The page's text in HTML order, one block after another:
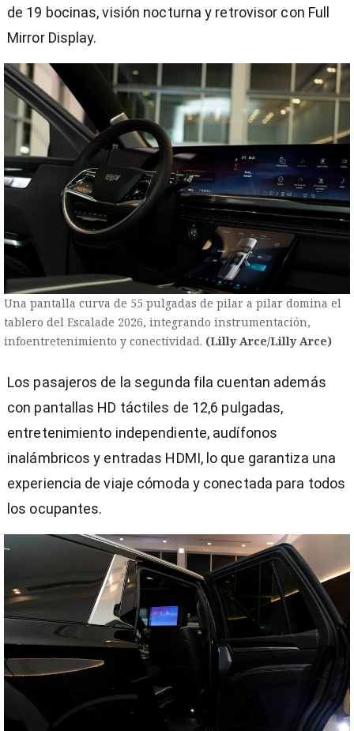
de 19 bocinas, visión nocturna y retrovisor con Full
Mirror Display.
Una pantalla curva de 55 pulgadas de pilar a pilar domina el
tablero del Escalade 2026, integrando instrumentación,
infoentretenimiento y conectividad. (Lilly Arce/Lilly Arce)
Los pasajeros de la segunda fila cuentan además
con pantallas HD táctiles de 12,6 pulgadas,
entretenimiento independiente, audífonos
inalámbricos y entradas HDMI, lo que garantiza una
experiencia de viaje cómoda y conectada para todos
los ocupantes.